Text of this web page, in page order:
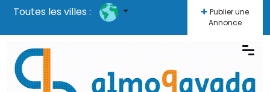
Toutes les villes :
Publier une
Annonce